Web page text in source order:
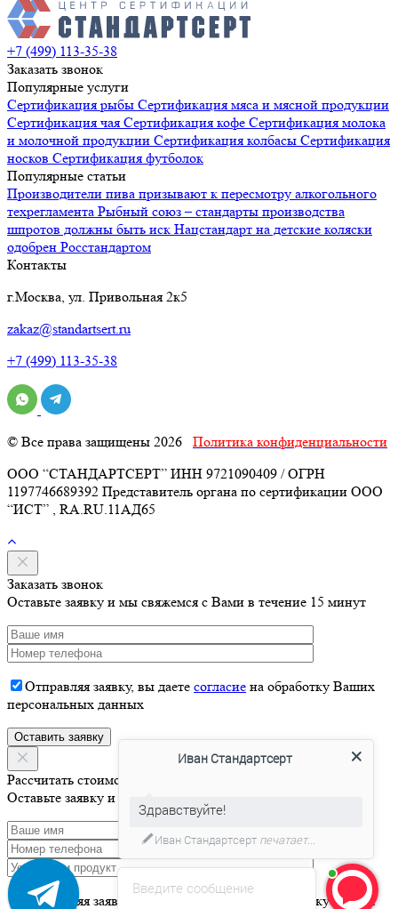
+7 (499) 113-35-38
Заказать звонок
Популярные услуги
Сертификация рыбы Сертификация мяса и мясной продукции
Сертификация чая Сертификация кофе Сертификация молока
и молочной продукции Сертификация колбасы Сертификация
носков Сертификация футболок
Популярные статьи
Производители пива призывают к пересмотру алкогольного
техрегламента Рыбный союз – стандарты производства
шпротов должны быть иск Нацстандарт на детские коляски
одобрен Росстандартом
Контакты
г.Москва, ул. Привольная 2к5
zakaz@standartsert.ru
+7 (499) 113-35-38
© Все права защищены 2026 Политика конфиденциальности
ООО “СТАНДАРТСЕРТ” ИНН 9721090409 / ОГРН
1197746689392 Представитель органа по сертификации ООО
“ИСТ” , RA.RU.11АД65
Заказать звонок
Оставьте заявку и мы свяжемся с Вами в течение 15 минут
Отправляя заявку, вы даете согласие на обработку Ваших
персональных данных
Рассчитать стоимость
Оставьте заявку и мы свяжемся с Вами в течение 15 минут
Отправляя заявку, вы даете на обработку Ваших
Введите сообщение
Иван Стандартсерт
Здравствуйте!
Иван Стандартсертпечатает...